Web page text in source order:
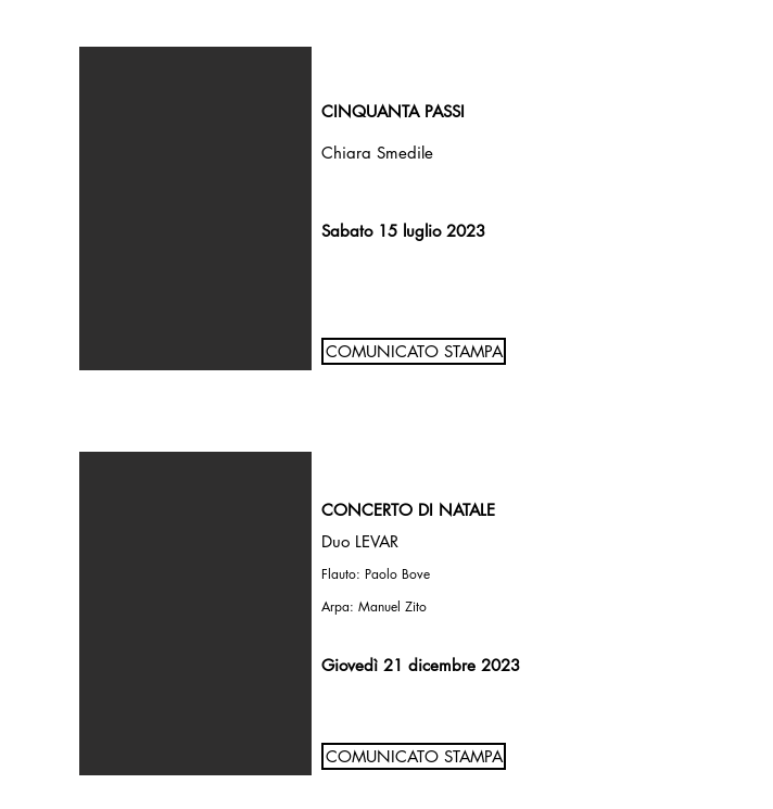
CINQUANTA PASSI
Chiara Smedile
Sabato 15 luglio 2023
COMUNICATO STAMPA
CONCERTO DI NATALE
Duo LEVAR
Flauto: Paolo Bove
Arpa: Manuel Zito
Giovedì 21 dicembre 2023
COMUNICATO STAMPA